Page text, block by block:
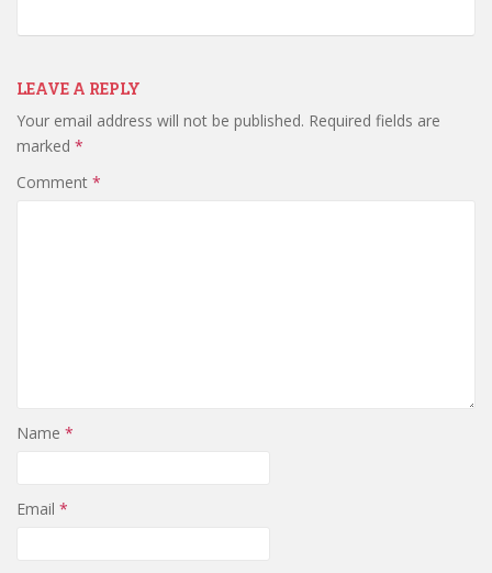
LEAVE A REPLY
Your email address will not be published. Required fields are
marked *
Comment *
Name *
Email *